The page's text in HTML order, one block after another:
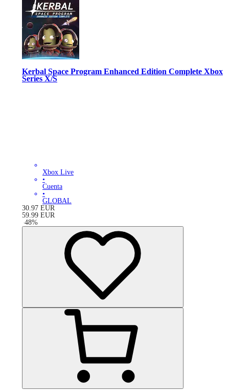
Kerbal Space Program Enhanced Edition Complete Xbox
Series X/S
Xbox Live
•
Cuenta
•
GLOBAL
30.97 EUR
59.99 EUR
-48%